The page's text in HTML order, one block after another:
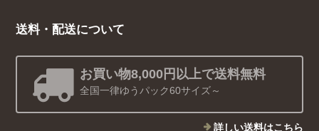
送料・配送について
お買い物8,000円以上で送料無料
全国一律ゆうパック60サイズ～
詳しい送料はこちら